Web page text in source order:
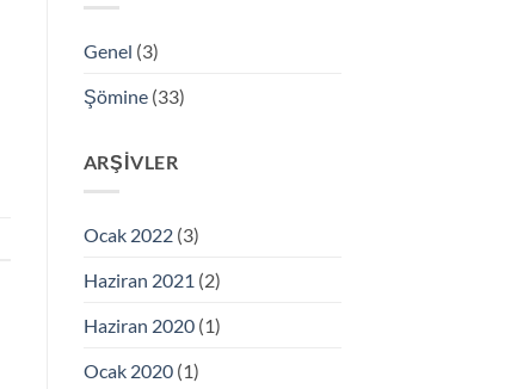
Genel (3)
Şömine(33)
ARŞIVLER
Ocak 2022(3)
Haziran 2021 (2)
Haziran 2020(1)
Ocak 2020(1)